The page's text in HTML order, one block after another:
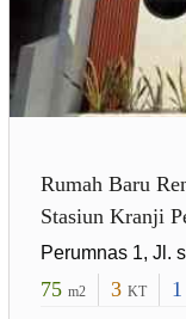
Rumah Baru
Stasiun Kranji
Perumnas 1, Jl.
75 m2 3 KT 1